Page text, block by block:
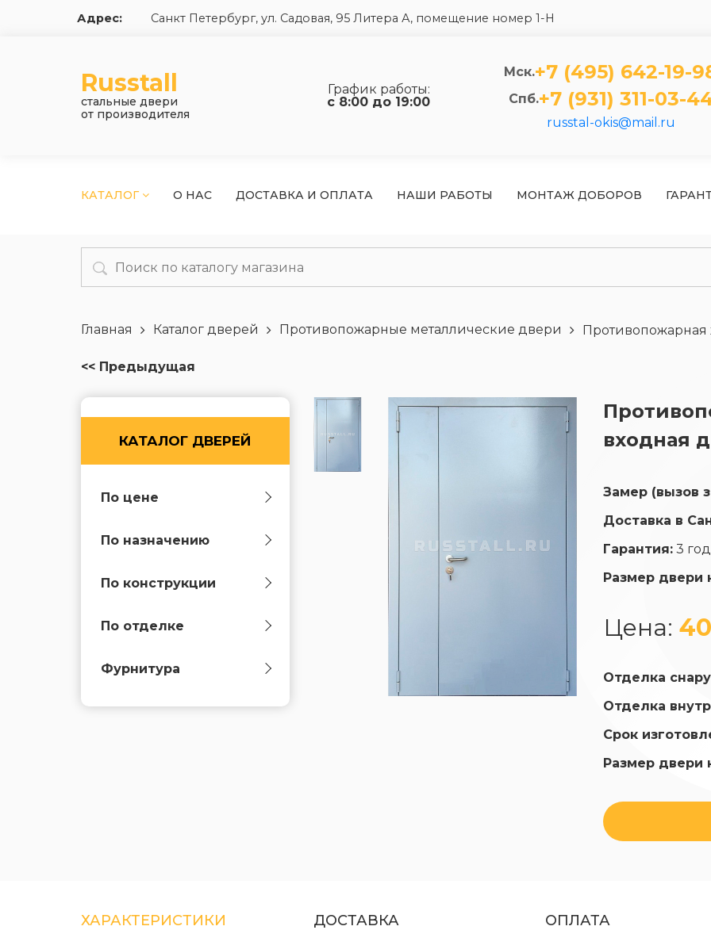
Адрес: Санкт Петербург, ул. Садовая, 95 Литера А, помещение номер 1-Н
Russtall
стальные двери
от производителя
График работы:
с 8:00 до 19:00
Мск.+7 (495) 642-19-
Спб.+7 (931) 311-03-
russtal-okis@mail.ru
КАТАЛОГ О НАС ДОСТАВКА И ОПЛАТА НАШИ РАБОТЫ МОНТАЖ ДОБОРОВ
Главная Каталог дверей Противопожарные металлические двери Противопожарная
<< Предыдущая
КАТАЛОГ ДВЕРЕЙ
По цене
По назначению
По конструкции
По отделке
Фурнитура
входная
Замер (вызов
Доставка в
Гарантия: 3
Размер двери
Цена:
Отделка
Отделка
Срок
Размер двери
ХАРАКТЕРИСТИКИ ДОСТАВКА ОПЛАТА